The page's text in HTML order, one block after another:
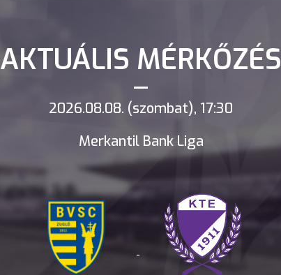
AKTUÁLIS MÉRKŐZÉS
2026.08.08. (szombat), 17:30
Merkantil Bank Liga
-